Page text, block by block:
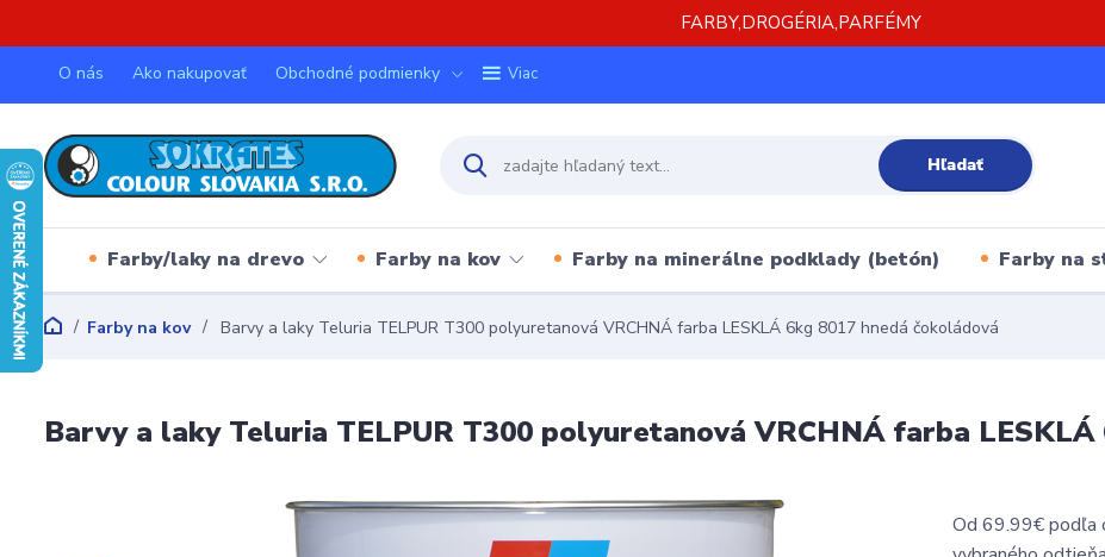
FARBY,DROGÉRIA,PARFÉMY
O nás Ako nakupovať Obchodné podmienky Viac
Hľadať
Farby/laky na drevo Farby na kov Farby na minerálne podklady (betón) Farby na
Farby na kov Barvy a laky Teluria TELPUR T300 polyuretanová VRCHNÁ farba LESKLÁ 6kg 8017 hnedá čokoládová
Barvy a laky Teluria TELPUR T300 polyuretanová VRCHNÁ farba
Od 69.99€ podľa